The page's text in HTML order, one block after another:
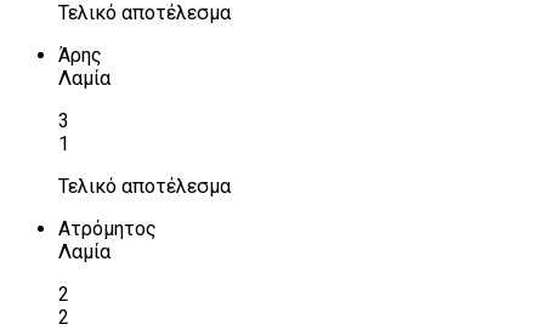
Τελικό αποτέλεσμα
Άρης
Λαμία
3
1
Τελικό αποτέλεσμα
Ατρόμητος
Λαμία
2
2